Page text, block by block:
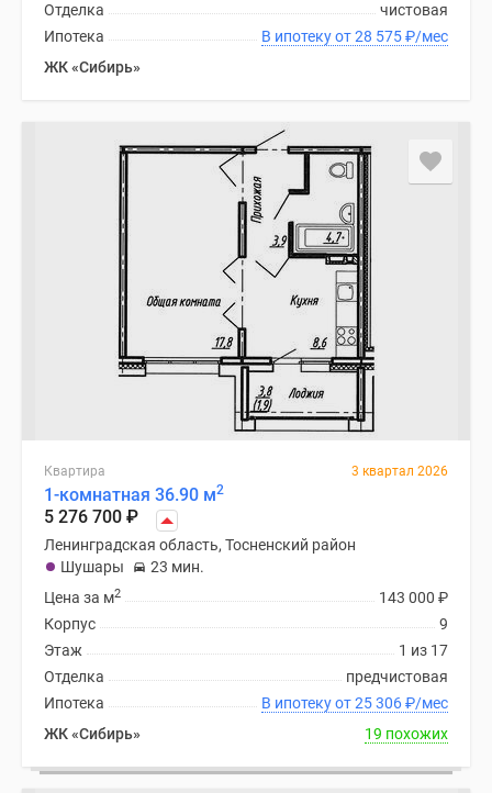
чистовая
Отделка
В ипотеку от 28 575₽/мес
Ипотека
ЖК «Сибирь»
Квартира 3 квартал 2026
1-комнатная 36.90 м2
5 276 700 ₽
Ленинградская область, Тосненский район
Шушары
23 мин.
143 000 ₽
Цена за м2
9
Корпус
1 из 17
Этаж
предчистовая
Отделка
В ипотеку от 25 306₽/мес
Ипотека
ЖК «Сибирь»
19 похожих